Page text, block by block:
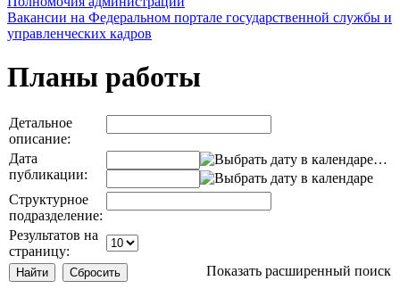
Вакансии на Федеральном портале государственной службы и
управленческих кадров
Планы работы
Детальное
описание:
Дата
публикации:
…
Структурное
подразделение:
Результатов на
страницу:
Показать расширенный поиск